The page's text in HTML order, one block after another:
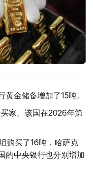
金储备增加了15吨。
家。该国在2026年第
购买了16吨，哈萨克
的中央银行也分别增加